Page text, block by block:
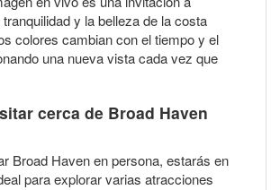
y la belleza de la costa
colores cambian con el tiempo y el
una nueva vista cada vez que
cerca de Broad Haven
Broad Haven en persona, estarás en
para explorar varias atracciones